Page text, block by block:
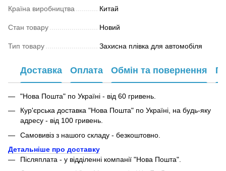
Країна виробництва Китай
Стан товару Новий
Тип товару Захисна плівка для автомобіля
Доставка Оплата Обмін та повернення
"Нова Пошта" по Україні - від 60 гривень.
Кур'єрська доставка "Нова Пошта" по Україні, на будь-яку
адресу - від 100 гривень.
Самовивіз з нашого складу - безкоштовно.
Детальніше про доставку
Післяплата - у відділенні компанії "Нова Пошта".